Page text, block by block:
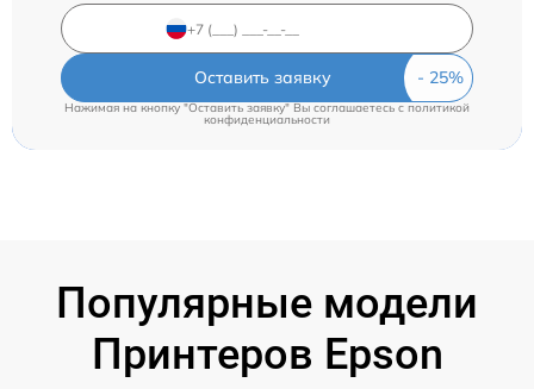
Оставить заявку
Нажимая на кнопку "Оставить заявку" Вы соглашаетесь c политикой
конфиденциальности
Популярные модели
Принтеров Epson